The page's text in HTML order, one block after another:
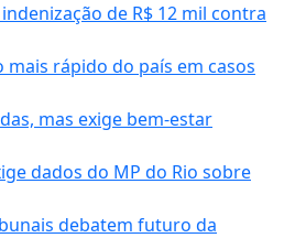
de R$ 12 mil contra
mais rápido do país em casos
mas exige bem-estar
dados do MP do Rio sobre
debatem futuro da